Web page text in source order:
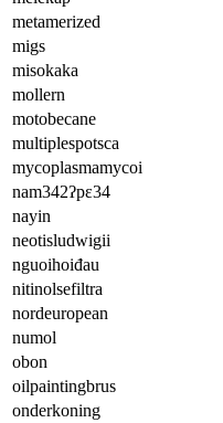
metamerized
migs
misokaka
mollern
motobecane
multiplespotsca
mycoplasmamycoi
nam342ʔpɛ34
nayin
neotisludwigii
nguoihoiđau
nitinolsefiltra
nordeuropean
numol
obon
oilpaintingbrus
onderkoning